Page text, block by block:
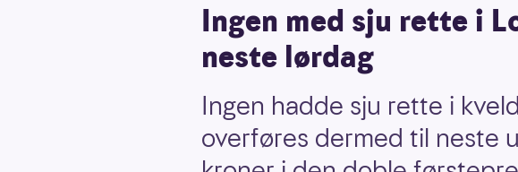
Ingen med sju rette i
neste lørdag
Ingen hadde sju rette i
overføres dermed til neste